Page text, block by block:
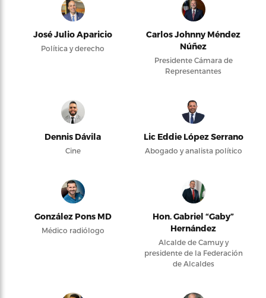
José Julio Aparicio
Política y derecho
Carlos Johnny Méndez
Núñez
Presidente Cámara de
Representantes
Dennis Dávila
Cine
Lic Eddie López Serrano
Abogado y analista político
González Pons MD
Médico radiólogo
Hon. Gabriel “Gaby”
Hernández
Alcalde de Camuy y
presidente de la Federación
de Alcaldes